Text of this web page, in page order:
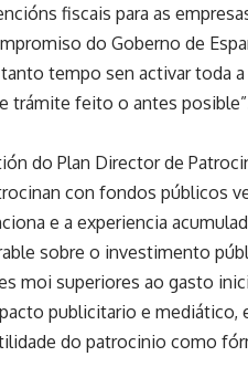
fiscais para as
do Goberno de
tempo sen activar toda
trámite feito o antes
do Plan Director de
con fondos públicos
e a experiencia
sobre o investimento
moi superiores ao gasto
publicitario e
do patrocinio como